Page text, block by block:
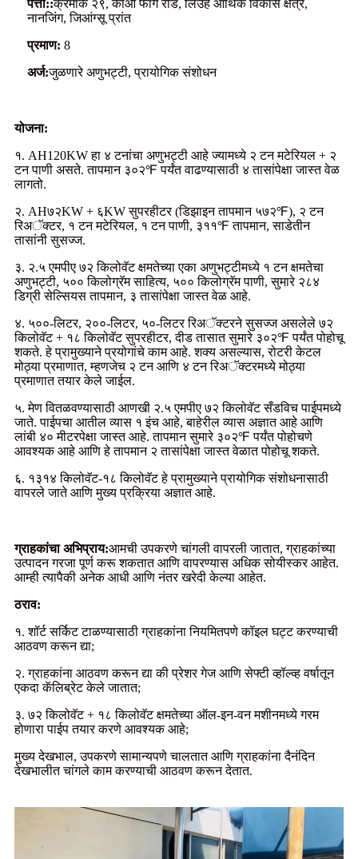
पत्ता::क्रमांक २९, काओ फांग रोड, लिउहे आर्थिक विकास क्षेत्र,
नानजिंग, जिआंग्सू प्रांत
प्रमाण: 8
अर्ज:जुळणारे अणुभट्टी, प्रायोगिक संशोधन
योजना:
१. AH120KW हा ४ टनांचा अणुभट्टी आहे ज्यामध्ये २ टन मटेरियल + २
टन पाणी असते. तापमान ३०२℉ पर्यंत वाढण्यासाठी ४ तासांपेक्षा जास्त वेळ
लागतो.
२. AH७२KW + ६KW सुपरहीटर (डिझाइन तापमान ५७२℉), २ टन
रिअॅक्टर, १ टन मटेरियल, १ टन पाणी, ३११℉ तापमान, साडेतीन
तासांनी सुसज्ज.
३. २.५ एमपीए ७२ किलोवॅट क्षमतेच्या एका अणुभट्टीमध्ये १ टन क्षमतेचा
अणुभट्टी, ५०० किलोग्रॅम साहित्य, ५०० किलोग्रॅम पाणी, सुमारे २८४
डिग्री सेल्सियस तापमान, ३ तासांपेक्षा जास्त वेळ आहे.
४. ५००-लिटर, २००-लिटर, ५०-लिटर रिअॅक्टरने सुसज्ज असलेले ७२
किलोवॅट + १८ किलोवॅट सुपरहीटर, दीड तासात सुमारे ३०२℉ पर्यंत पोहोचू
शकते. हे प्रामुख्याने प्रयोगांचे काम आहे. शक्य असल्यास, रोटरी केटल
मोठ्या प्रमाणात, म्हणजेच २ टन आणि ४ टन रिअॅक्टरमध्ये मोठ्या
प्रमाणात तयार केले जाईल.
५. मेण वितळवण्यासाठी आणखी २.५ एमपीए ७२ किलोवॅट सँडविच पाईपमध्ये
जाते. पाईपचा आतील व्यास १ इंच आहे, बाहेरील व्यास अज्ञात आहे आणि
लांबी ४० मीटरपेक्षा जास्त आहे. तापमान सुमारे ३०२℉ पर्यंत पोहोचणे
आवश्यक आहे आणि हे तापमान २ तासांपेक्षा जास्त वेळात पोहोचू शकते.
६. १३१४ किलोवॅट-१८ किलोवॅट हे प्रामुख्याने प्रायोगिक संशोधनासाठी
वापरले जाते आणि मुख्य प्रक्रिया अज्ञात आहे.
ग्राहकांचा अभिप्राय:आमची उपकरणे चांगली वापरली जातात, ग्राहकांच्या
उत्पादन गरजा पूर्ण करू शकतात आणि वापरण्यास अधिक सोयीस्कर आहेत.
आम्ही त्यापैकी अनेक आधी आणि नंतर खरेदी केल्या आहेत.
ठराव:
१. शॉर्ट सर्किट टाळण्यासाठी ग्राहकांना नियमितपणे कॉइल घट्ट करण्याची
आठवण करून द्या;
२. ग्राहकांना आठवण करून द्या की प्रेशर गेज आणि सेफ्टी व्हॉल्व्ह वर्षातून
एकदा कॅलिब्रेट केले जातात;
३. ७२ किलोवॅट + १८ किलोवॅट क्षमतेच्या ऑल-इन-वन मशीनमध्ये गरम
होणारा पाईप तयार करणे आवश्यक आहे;
मुख्य देखभाल, उपकरणे सामान्यपणे चालतात आणि ग्राहकांना दैनंदिन
देखभालीत चांगले काम करण्याची आठवण करून देतात.